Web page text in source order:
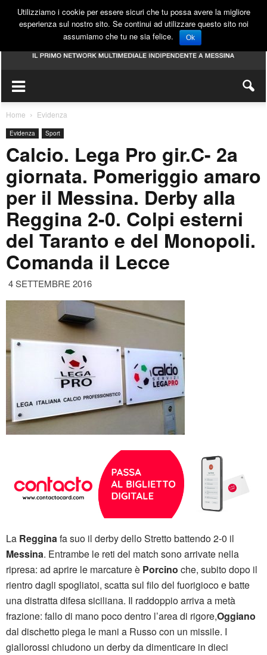
Home Evidenza
Evidenza Sport
Calcio. Lega Pro gir.C- 2a
giornata. Pomeriggio amaro
per il Messina. Derby alla
Reggina 2-0. Colpi esterni
del Taranto e del Monopoli.
Comanda il Lecce
4 SETTEMBRE 2016
La Regginafa suo il derby dello Stretto battendo 2-0 il
Messina. Entrambe le reti del match sono arrivate nella
ripresa: ad aprire le marcature è Porcino che, subito dopo il
rientro dagli spogliatoi, scatta sul filo del fuorigioco e batte
una distratta difesa siciliana. Il raddoppio arriva a metà
frazione: fallo di mano poco dentro l’area di rigore,Oggiano
dal dischetto piega le mani a Russo con un missile. I
giallorossi chiudono un derby da dimenticare in dieci
Utilizziamo i cookie per essere sicuri che tu possa avere la migliore
esperienza sul nostro sito. Se continui ad utilizzare questo sito noi
assumiamo che tu ne sia felice.
Ok